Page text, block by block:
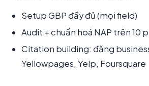
Setup GBP đầy đủ (mọi field)
Audit + chuẩn hoá NAP trên 10
Citation building: đăng
Yellowpages, Yelp, Foursquare